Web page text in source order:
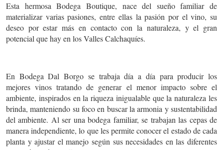
Esta hermosa Bodega Boutique, nace del sueño familiar de
materializar varias pasiones, entre ellas la pasión por el vino, su
deseo por estar más en contacto con la naturaleza, y el gran
potencial que hay en los Valles Calchaquíes.
En Bodega Dal Borgo se trabaja día a día para producir los
mejores vinos tratando de generar el menor impacto sobre el
ambiente, inspirados en la riqueza inigualable que la naturaleza les
brinda, manteniendo su foco en buscar la armonia y sustentabilidad
del ambiente. Al ser una bodega familiar, se trabajan las cepas de
manera independiente, lo que les permite conocer el estado de cada
planta y ajustar el manejo según sus necesidades en las diferentes